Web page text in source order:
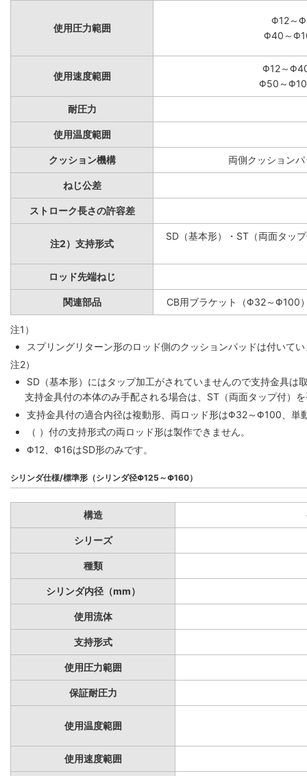
使用圧力範囲
Φ12～
Φ40～
使用速度範囲
Φ12～
Φ50～
耐圧力
使用温度範囲
クッション機構 両側クッション
ねじ公差
ストローク長さの許容差
注2）支持形式
SD（基本形）・ST（両面タッ
ロッド先端ねじ
関連部品 CB用ブラケット（Φ32～Φ100
注1）
スプリングリターン形のロッド側のクッションパッドは付い
注2）
SD（基本形）にはタップ加工がされていませんので支持金具は
支持金具付の本体のみ手配される場合は、ST（両面タップ付）
支持金具付の適合内径は複動形、両ロッド形はΦ32～Φ100、
（ ）付の支持形式の両ロッド形は製作できません。
Φ12、Φ16はSD形のみです。
シリンダ仕様/標準形（シリンダ径Φ125～Φ160）
構造
シリーズ
種類
シリンダ内径（mm）
使用流体
支持形式
使用圧力範囲
保証耐圧力
使用温度範囲
使用速度範囲